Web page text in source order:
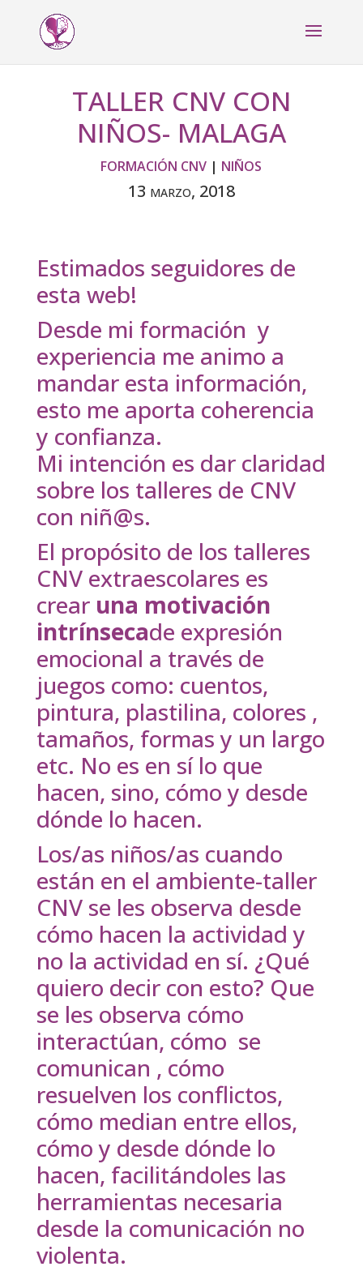
TALLER CNV CON
NIÑOS- MALAGA
FORMACIÓN CNV | NIÑOS
13 marzo, 2018
Estimados seguidores de
esta web!
Desde mi formación y
experiencia me animo a
mandar esta información,
esto me aporta coherencia
y confianza.
Mi intención es dar claridad
sobre los talleres de CNV
con niñ@s.
El propósito de los talleres
CNV extraescolares es
crear una motivación
intrínsecade expresión
emocional a través de
juegos como: cuentos,
pintura, plastilina, colores ,
tamaños, formas y un largo
etc. No es en sí lo que
hacen, sino, cómo y desde
dónde lo hacen.
Los/as niños/as cuando
están en el ambiente-taller
CNV se les observa desde
cómo hacen la actividad y
no la actividad en sí. ¿Qué
quiero decir con esto? Que
se les observa cómo
interactúan, cómo se
comunican , cómo
resuelven los conflictos,
cómo median entre ellos,
cómo y desde dónde lo
hacen, facilitándoles las
herramientas necesaria
desde la comunicación no
violenta.